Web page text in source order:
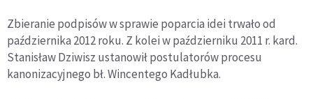
Zbieranie podpisów w sprawie poparcia idei trwało od
października 2012 roku. Z kolei w październiku 2011 r. kard.
Stanisław Dziwisz ustanowił postulatorów procesu
kanonizacyjnego bł. Wincentego Kadłubka.